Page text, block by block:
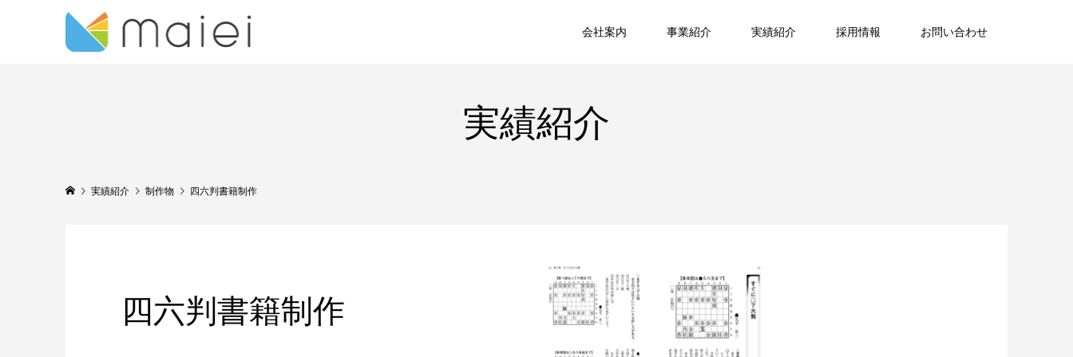
会社案内 事業紹介 実績紹介 採用情報 お問い合わせ
実績紹介
実績紹介 制作物 四六判書籍制作
四六判書籍制作